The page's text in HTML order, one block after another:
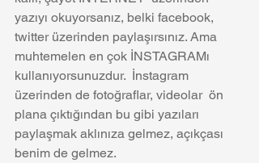
yazıyı okuyorsanız, belki facebook,
twitter üzerinden paylaşırsınız. Ama
muhtemelen en çok İNSTAGRAMı
kullanıyorsunuzdur.  İnstagram
üzerinden de fotoğraflar, videolar  ön
plana çıktığından bu gibi yazıları
paylaşmak aklınıza gelmez, açıkçası
benim de gelmez.